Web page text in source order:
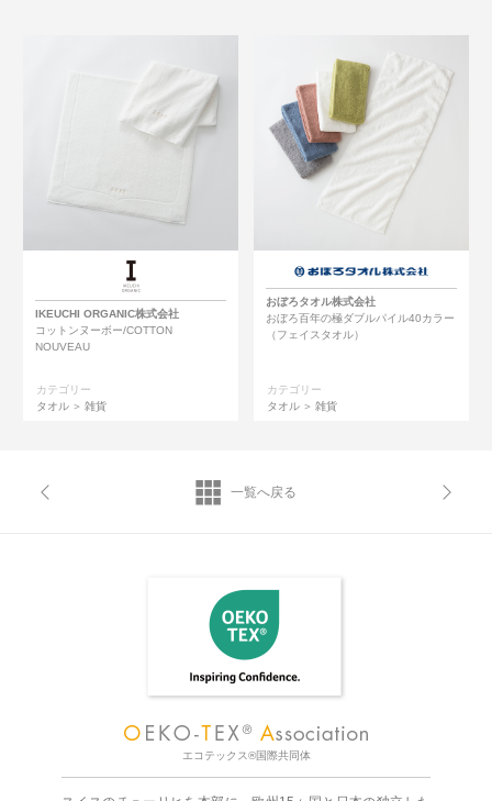
IKEUCHI ORGANIC株式会社
コットンヌーボー/COTTON
NOUVEAU
カテゴリー
タオル
雑貨
おぼろタオル株式会社
おぼろ百年の極ダブルパイル40カラー
（フェイスタオル）
カテゴリー
タオル
雑貨
一覧へ戻る
エコテックス®国際共同体